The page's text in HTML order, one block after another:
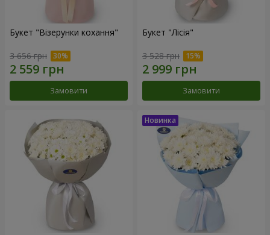
Букет "Візерунки кохання"
3 656 грн
Замовити
Букет "Лісія"
3 528 грн
Замовити